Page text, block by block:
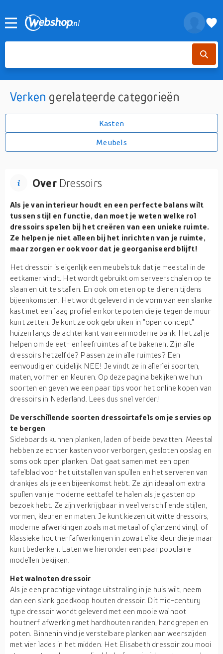
Verken gerelateerde categorieën
Kasten
Meubels
OverDressoirs
Als je van interieur houdt en een perfecte balans wilt
tussen stijl en functie, dan moet je weten welke rol
dressoirs spelen bij het creëren van een unieke ruimte.
Ze helpen je niet alleen bij het inrichten van je ruimte,
maar zorgen er ook voor dat je georganiseerd blijft!
Het dressoir is eigenlijk een meubelstuk dat je meestal in de
eetkamer vindt. Het wordt gebruikt om serveerschalen op te
slaan en uit te stallen. En ook om eten op te dienen tijdens
bijeenkomsten. Het wordt geleverd in de vorm van een slanke
kast met een laag profiel en korte poten die je tegen de muur
kunt zetten. Je kunt ze ook gebruiken in "open concept"
huizen langs de achterkant van een moderne bank. Het zal je
helpen om de eet- en leefruimtes af te bakenen. Zijn alle
dressoirs hetzelfde? Passen ze in alle ruimtes? Een
eenvoudig en duidelijk NEE! Je vindt ze in allerlei soorten,
maten, vormen en kleuren. Op deze pagina bekijken we hun
soorten en geven we een paar tips voor het online kopen van
dressoirs in Nederland. Lees dus snel verder!
De verschillende soorten dressoirtafels om je servies op
te bergen
Sideboards kunnen planken, laden of beide bevatten. Meestal
hebben ze echter kasten voor verborgen, gesloten opslag en
soms ook open planken. Dat gaat samen met een open
tafelblad voor het uitstallen van spullen en het serveren van
drankjes als je een bijeenkomst hebt. Ze zijn ideaal om extra
spullen van je moderne eettafel te halen als je gasten op
bezoek hebt. Ze zijn verkrijgbaar in veel verschillende stijlen,
vormen, kleuren en maten. Je kunt kiezen uit witte dressoirs,
moderne afwerkingen zoals mat metaal of glanzend vinyl, of
klassieke houtnerfafwerkingen in zowat elke kleur die je maar
kunt bedenken. Laten we hieronder een paar populaire
modellen bekijken.
Het walnoten dressoir
Als je een prachtige vintage uitstraling in je huis wilt, neem
dan een slank goedkoop houten dressoir. Dit mid-century
type dressoir wordt geleverd met een mooie walnoot
houtnerf afwerking met hardhouten randen, handgrepen en
poten. Binnenin vind je verstelbare planken aan weerszijden
met vier lades in het midden. Het Elisabeth dressoir zou mooi